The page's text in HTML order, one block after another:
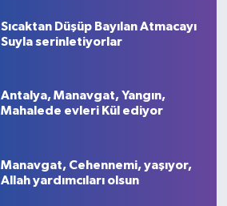
Sıcaktan Düşüp Bayılan Atmacayı
Suyla serinletiyorlar
Antalya, Manavgat, Yangın,
Mahalede evleri Kül ediyor
Manavgat, Cehennemi, yaşıyor,
Allah yardımcıları olsun